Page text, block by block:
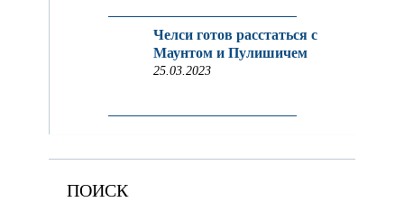
Челси готов расстаться с
Маунтом и Пулишичем
25.03.2023
ПОИСК